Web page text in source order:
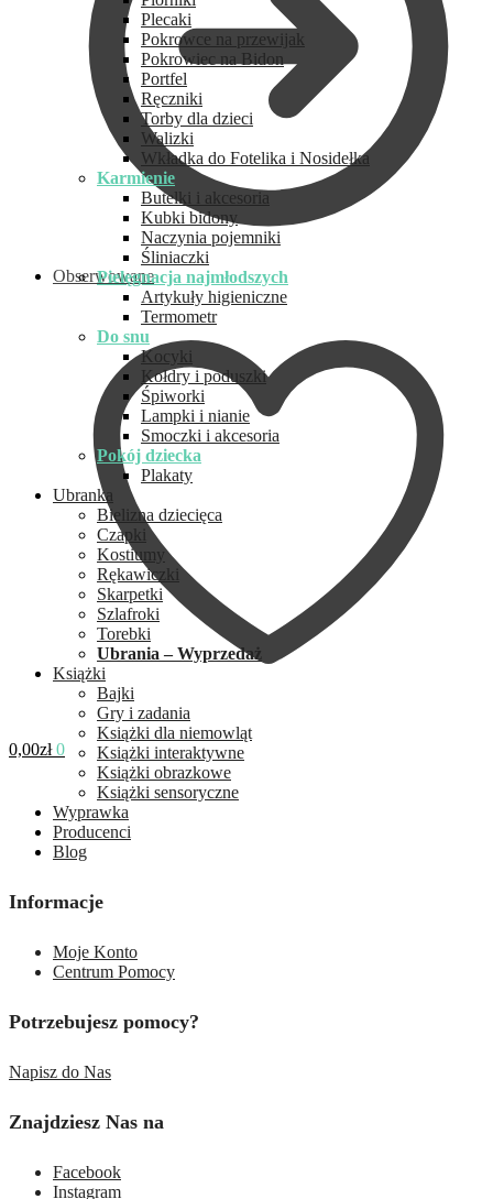
Obserwowane
0,00zł 0
Plecaki
Pokrowce na przewijak
Pokrowiec na Bidon
Portfel
Ręczniki
Torby dla dzieci
Walizki
Wkładka do Fotelika i Nosidełka
Karmienie
Butelki i akcesoria
Kubki bidony
Naczynia pojemniki
Śliniaczki
Pielęgnacja najmłodszych
Artykuły higieniczne
Termometr
Do snu
Kocyki
Kołdry i poduszki
Śpiworki
Lampki i nianie
Smoczki i akcesoria
Pokój dziecka
Plakaty
Ubranka
Bielizna dziecięca
Czapki
Kostiumy
Rękawiczki
Skarpetki
Szlafroki
Torebki
Ubrania – Wyprzedaż
Książki
Bajki
Gry i zadania
Książki dla niemowląt
Książki interaktywne
Książki obrazkowe
Książki sensoryczne
Wyprawka
Producenci
Blog
Informacje
Moje Konto
Centrum Pomocy
Potrzebujesz pomocy?
Napisz do Nas
Znajdziesz Nas na
Facebook
Instagram